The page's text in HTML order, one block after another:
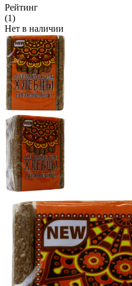
Рейтинг
(1)
Нет в наличии